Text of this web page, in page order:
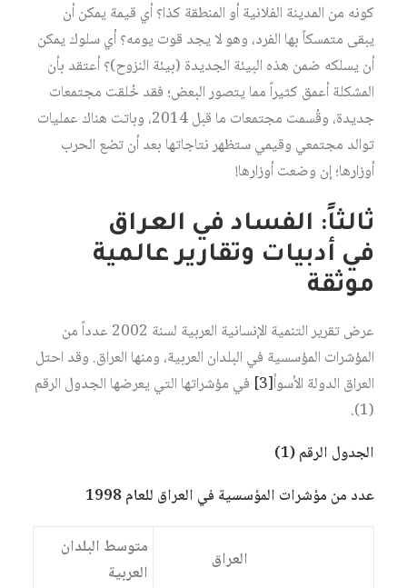
كونه من المدينة الفلانية أو المنطقة كذا؟ أي قيمة يمكن أن
يبقى متمسكاً بها الفرد، وهو لا يجد قوت يومه؟ أي سلوك يمكن
أن يسلكه ضمن هذه البيئة الجديدة (بيئة النزوح)؟ أعتقد بأن
المشكلة أعمق كثيراً مما يتصور البعض؛ فقد خُلقت مجتمعات
جديدة، وقُسمت مجتمعات ما قبل 2014، وباتت هناك عمليات
توالد مجتمعي وقيمي ستظهر نتاجاتها بعد أن تضع الحرب
أوزارها؛ إن وضعت أوزارها!
ثالثاً: الفساد في العراق
في أدبيات وتقارير عالمية
موثقة
عرض تقرير التنمية الإنسانية العربية لسنة 2002 عدداً من
المؤشرات المؤسسية في البلدان العربية، ومنها العراق. وقد احتل
العراق الدولة الأسوأ‏[3]
في مؤشراتها التي يعرضها الجدول الرقم
(1).
الجدول الرقم (1)
عدد من مؤشرات المؤسسية في العراق للعام 1998
العراق
متوسط البلدان
العربية